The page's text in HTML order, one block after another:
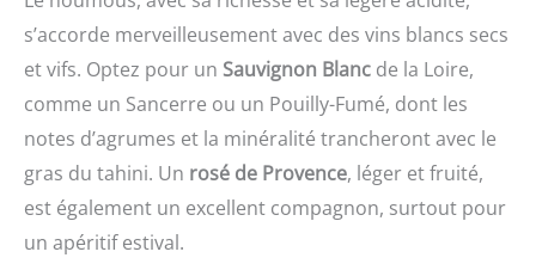
s’accorde merveilleusement avec des vins blancs secs
et vifs. Optez pour un Sauvignon Blanc de la Loire,
comme un Sancerre ou un Pouilly-Fumé, dont les
notes d’agrumes et la minéralité trancheront avec le
gras du tahini. Un rosé de Provence, léger et fruité,
est également un excellent compagnon, surtout pour
un apéritif estival.